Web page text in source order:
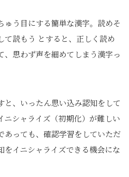
ゅう⽬にする簡単な漢字。読めそ
て読もう とすると、正しく読め
、思わず声を細めてしまう漢字っ
と、いったん思い込み認知をして
ニシャライズ（初期化）が難しい
あっても、確認学習をしていただ
をイニシャライズできる機会にな